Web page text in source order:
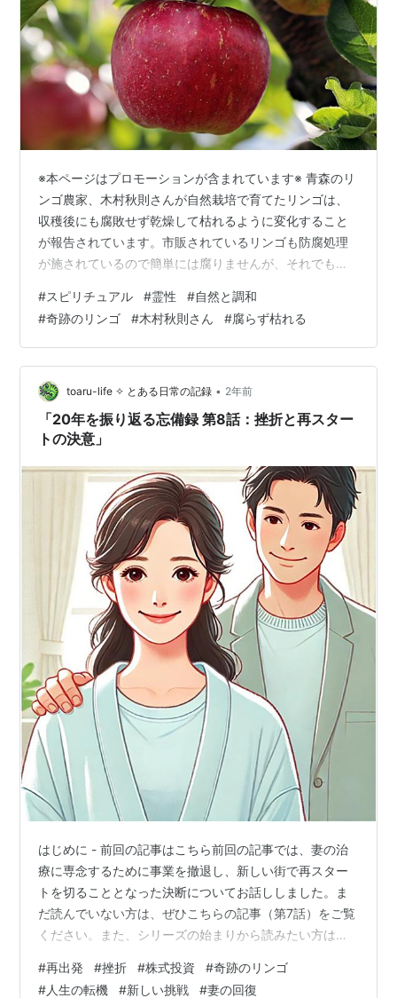
※本ページはプロモーションが含まれています※ 青森のリ
ンゴ農家、木村秋則さんが自然栽培で育てたリンゴは、
収穫後にも腐敗せず乾燥して枯れるように変化すること
が報告されています。市販されているリンゴも防腐処理
が施されているので簡単には腐りませんが、それでも時
ンゴは違います。 腐らず枯れる！ のです。すご
い…！！…というか、本当は当たり前なのかもしれません
よね…。だって、人間も本来は枯れるように死ぬのが自
然の摂理なのですから。 はじめに 「腐敗」と「枯れる」
の比較 リンゴの場合 人間の場合 自然のメカニズムと哲
学的考察 自然と調和した生き方の具体例 …
#スピリチュアル #霊性 #自然と調和
#奇跡のリンゴ #木村秋則さん #腐らず枯れる
toaru-life ✧ とある日常の記録 • 2年前
「20年を振り返る忘備録 第8話：挫折と再スター
トの決意」
はじめに - 前回の記事はこちら前回の記事では、妻の治
療に専念するために事業を撤退し、新しい街で再スター
トを切ることとなった決断についてお話ししました。ま
だ読んでいない方は、ぜひこちらの記事（第7話）をご覧
ください。また、シリーズの始まりから読みたい方は第1
と妻の回復 事業を撤退し、会社を辞め、大きな病院のあ
#再出発 #挫折 #株式投資 #奇跡のリンゴ
#人生の転機 #新しい挑戦 #妻の回復